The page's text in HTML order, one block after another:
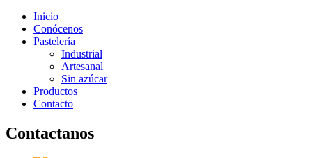
Inicio
Conócenos
Pastelería
Industrial
Artesanal
Sin azúcar
Productos
Contacto
Contactanos